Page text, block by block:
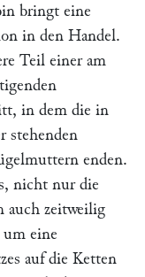
bringt eine
in den Handel.
Teil einer am
in dem die in
stehenden
enden.
nicht nur die
auch zeitweilig
um eine
auf die Ketten